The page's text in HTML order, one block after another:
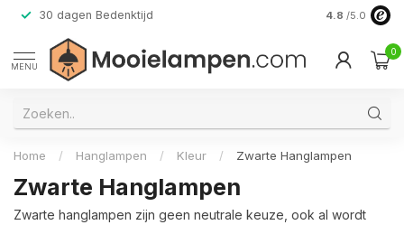
30 dagen Bedenktijd Verzending
4.8 /5.0
MENU
0
Home / Hanglampen / Kleur / Zwarte Hanglampen
Zwarte Hanglampen
Zwarte hanglampen zijn geen neutrale keuze, ook al wordt